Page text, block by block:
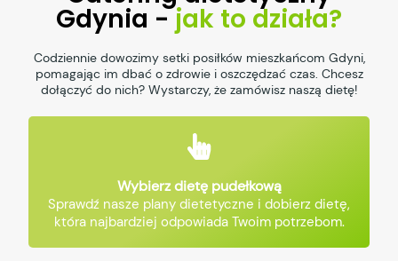
Gdynia -jak to działa?
Codziennie dowozimy setki posiłków mieszkańcom Gdyni,
pomagając im dbać o zdrowie i oszczędzać czas. Chcesz
dołączyć do nich? Wystarczy, że zamówisz naszą dietę!
Wybierz dietę pudełkową
Sprawdź nasze plany dietetyczne i dobierz dietę,
która najbardziej odpowiada Twoim potrzebom.